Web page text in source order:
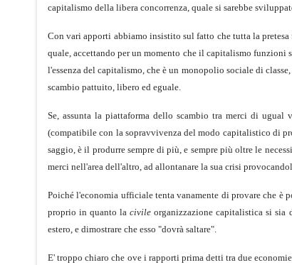
capitalismo della libera concorrenza, quale si sarebbe
Con vari apporti abbiamo insistito sul fatto che tutta la
quale, accettando per un momento che il capitalismo
l'essenza del capitalismo, che è un monopolio sociale di
scambio pattuito, libero ed eguale.
Se, assunta la piattaforma dello scambio tra merci di
(compatibile con la sopravvivenza del modo capitalistico di
saggio, è il produrre sempre di più, e sempre più oltre le
merci nell'area dell'altro, ad allontanare la sua crisi
Poiché l'economia ufficiale tenta vanamente di provare che è
proprio in quanto lacivile organizzazione capitalistica si sia
estero, e dimostrare che esso "dovrà saltare".
E' troppo chiaro che ove i rapporti prima detti tra due